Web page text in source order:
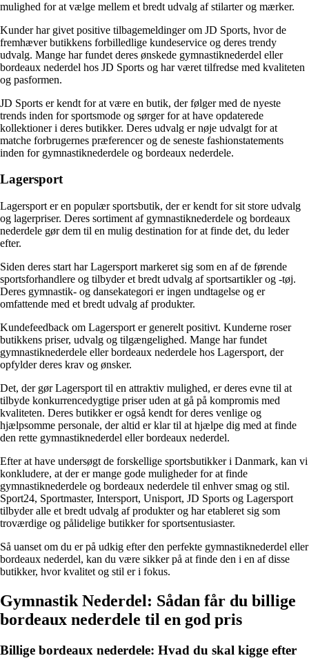
mulighed for at vælge mellem et bredt udvalg af stilarter og mærker.
Kunder har givet positive tilbagemeldinger om JD Sports, hvor de
fremhæver butikkens forbilledlige kundeservice og deres trendy
udvalg. Mange har fundet deres ønskede gymnastiknederdel eller
bordeaux nederdel hos JD Sports og har været tilfredse med kvaliteten
og pasformen.
JD Sports er kendt for at være en butik, der følger med de nyeste
trends inden for sportsmode og sørger for at have opdaterede
kollektioner i deres butikker. Deres udvalg er nøje udvalgt for at
matche forbrugernes præferencer og de seneste fashionstatements
inden for gymnastiknederdele og bordeaux nederdele.
Lagersport
Lagersport er en populær sportsbutik, der er kendt for sit store udvalg
og lagerpriser. Deres sortiment af gymnastiknederdele og bordeaux
nederdele gør dem til en mulig destination for at finde det, du leder
efter.
Siden deres start har Lagersport markeret sig som en af ​​de førende
sportsforhandlere og tilbyder et bredt udvalg af sportsartikler og -tøj.
Deres gymnastik- og dansekategori er ingen undtagelse og er
omfattende med et bredt udvalg af produkter.
Kundefeedback om Lagersport er generelt positivt. Kunderne roser
butikkens priser, udvalg og tilgængelighed. Mange har fundet
gymnastiknederdele eller bordeaux nederdele hos Lagersport, der
opfylder deres krav og ønsker.
Det, der gør Lagersport til en attraktiv mulighed, er deres evne til at
tilbyde konkurrencedygtige priser uden at gå på kompromis med
kvaliteten. Deres butikker er også kendt for deres venlige og
hjælpsomme personale, der altid er klar til at hjælpe dig med at finde
den rette gymnastiknederdel eller bordeaux nederdel.
Efter at have undersøgt de forskellige sportsbutikker i Danmark, kan vi
konkludere, at der er mange gode muligheder for at finde
gymnastiknederdele og bordeaux nederdele til enhver smag og stil.
Sport24, Sportmaster, Intersport, Unisport, JD Sports og Lagersport
tilbyder alle et bredt udvalg af produkter og har etableret sig som
troværdige og pålidelige butikker for sportsentusiaster.
Så uanset om du er på udkig efter den perfekte gymnastiknederdel eller
bordeaux nederdel, kan du være sikker på at finde den i en af ​​disse
butikker, hvor kvalitet og stil er i fokus.
Gymnastik Nederdel: Sådan får du billige
bordeaux nederdele til en god pris
Billige bordeaux nederdele: Hvad du skal kigge efter